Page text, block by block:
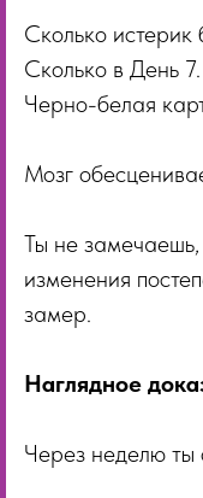
Сколько истерик
Сколько в День 7.
Черно-белая
Мозг
Ты не замечаешь,
изменения
замер.
Наглядное
Через неделю ты